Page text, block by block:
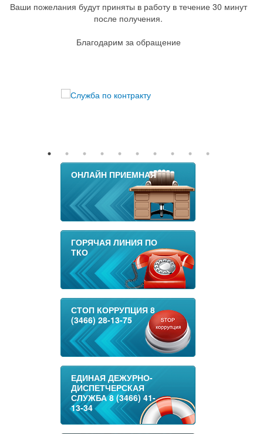
Ваши пожелания будут приняты в работу в течение 30 минут
после получения.
Благодарим за обращение
ОНЛАЙН ПРИЕМНАЯ
ГОРЯЧАЯ ЛИНИЯ ПО
ТКО
СТОП КОРРУПЦИЯ 8
(3466) 28-13-75
ЕДИНАЯ ДЕЖУРНО-
ДИСПЕТЧЕРСКАЯ
СЛУЖБА 8 (3466) 41-
13-34